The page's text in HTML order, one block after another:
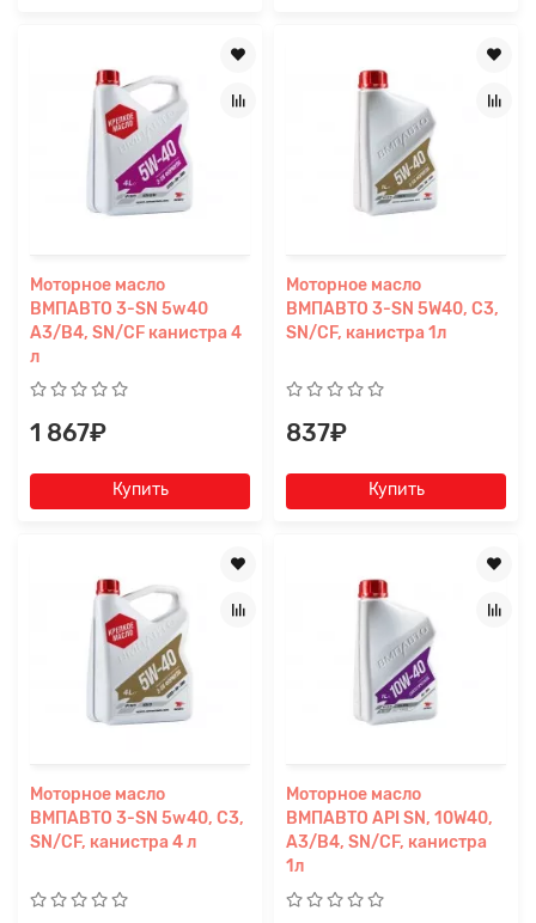
Моторное масло
ВМПАВТО 3-SN 5w40
A3/B4, SN/CF канистра 4
л
1 867₽
Купить
Моторное масло
ВМПАВТО 3-SN 5W40, С3,
SN/CF, канистра 1л
837₽
Купить
Моторное масло
ВМПАВТО 3-SN 5w40, С3,
SN/CF, канистра 4 л
Моторное масло
ВМПАВТО API SN, 10W40,
A3/B4, SN/CF, канистра
1л